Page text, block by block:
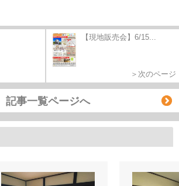
【現地販売会】6/15...
＞次のページ
記事一覧ページへ